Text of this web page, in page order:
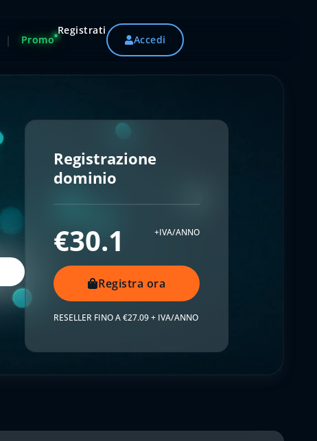
Promo
Registrati
Accedi
Registrazione
dominio
€30.1 +IVA/ANNO
Registra ora
RESELLER FINO A €27.09 + IVA/ANNO